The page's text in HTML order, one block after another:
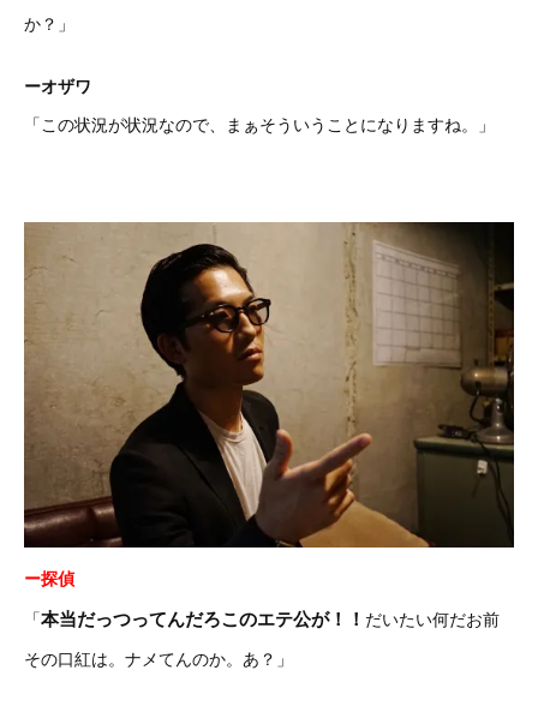
か？」
ーオザワ
「この状況が状況なので、まぁそういうことになりますね。」
ー探偵
「本当だっつってんだろこのエテ公が！！ だいたい何だお前
その口紅は。ナメてんのか。あ？」